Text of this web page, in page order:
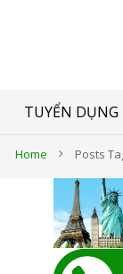
TUYỂN DỤNG
Home Posts